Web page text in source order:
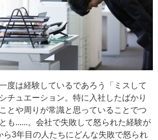
度は経験しているであろう「ミスして
チュエーション。特に入社したばかり
とや周りが常識と思っていることでつ
も......。会社で失敗して怒られた経験が
ら3年目の人たちにどんな失敗で怒られ